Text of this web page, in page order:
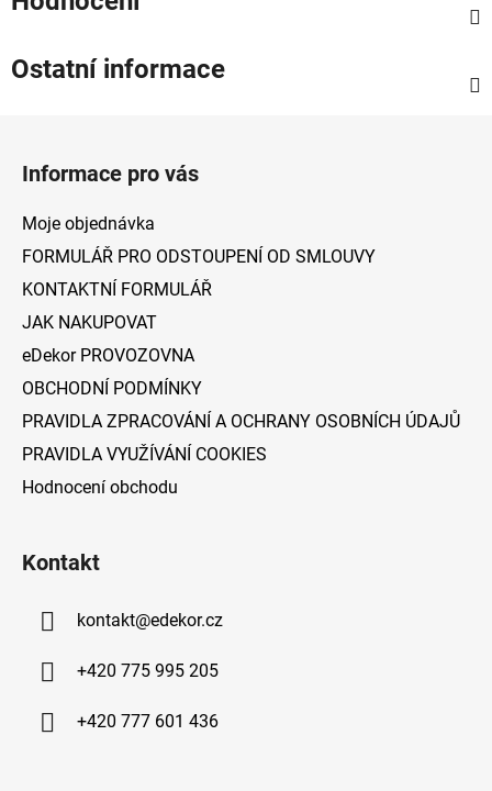
Ostatní informace
Informace pro vás
Moje objednávka
FORMULÁŘ PRO ODSTOUPENÍ OD SMLOUVY
KONTAKTNÍ FORMULÁŘ
JAK NAKUPOVAT
eDekor PROVOZOVNA
OBCHODNÍ PODMÍNKY
PRAVIDLA ZPRACOVÁNÍ A OCHRANY OSOBNÍCH ÚDAJŮ
PRAVIDLA VYUŽÍVÁNÍ COOKIES
Hodnocení obchodu
Kontakt
kontakt@edekor.cz
+420 775 995 205
+420 777 601 436